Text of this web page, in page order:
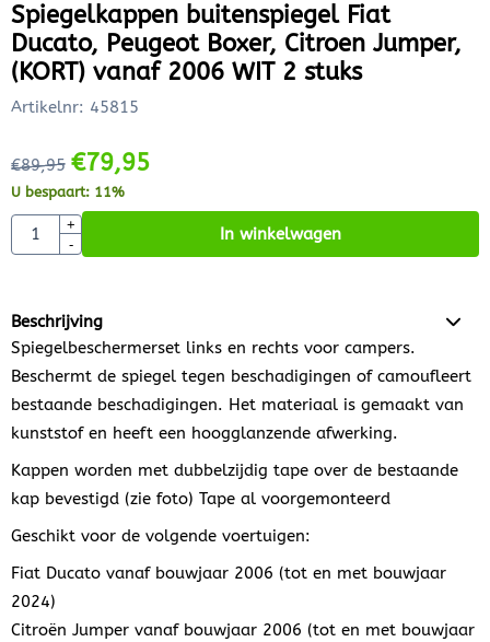
Spiegelkappen buitenspiegel Fiat
Ducato, Peugeot Boxer, Citroen Jumper,
(KORT) vanaf 2006 WIT 2 stuks
Artikelnr: 45815
€89,95 €79,95
U bespaart: 11%
Aantal
+
-
In winkelwagen
Beschrijving
Spiegelbeschermerset links en rechts voor campers.
Beschermt de spiegel tegen beschadigingen of camoufleert
bestaande beschadigingen. Het materiaal is gemaakt van
kunststof en heeft een hoogglanzende afwerking.
Kappen worden met dubbelzijdig tape over de bestaande
kap bevestigd (zie foto) Tape al voorgemonteerd
Geschikt voor de volgende voertuigen:
Fiat Ducato vanaf bouwjaar 2006 (tot en met bouwjaar
2024)
Citroën Jumper vanaf bouwjaar 2006 (tot en met bouwjaar